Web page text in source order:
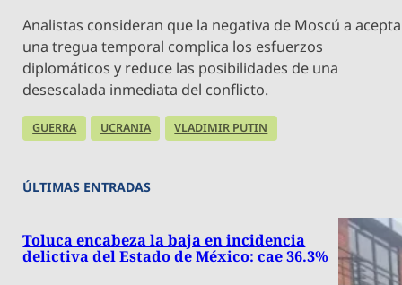
Analistas consideran que la negativa de Moscú a
una tregua temporal complica los esfuerzos
diplomáticos y reduce las posibilidades de una
desescalada inmediata del conflicto.
GUERRA UCRANIA VLADIMIR PUTIN
ÚLTIMAS ENTRADAS
Toluca encabeza la baja en incidencia
delictiva del Estado de México: cae 36.3%